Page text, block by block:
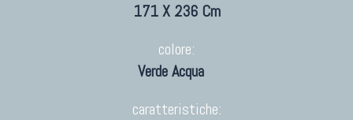
171 X 236 Cm
colore:
Verde Acqua
caratteristiche: